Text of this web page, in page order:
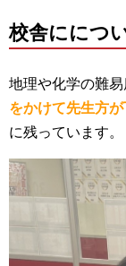
校舎ににつ
地理や化学の難易
をかけて先生方
に残っています。